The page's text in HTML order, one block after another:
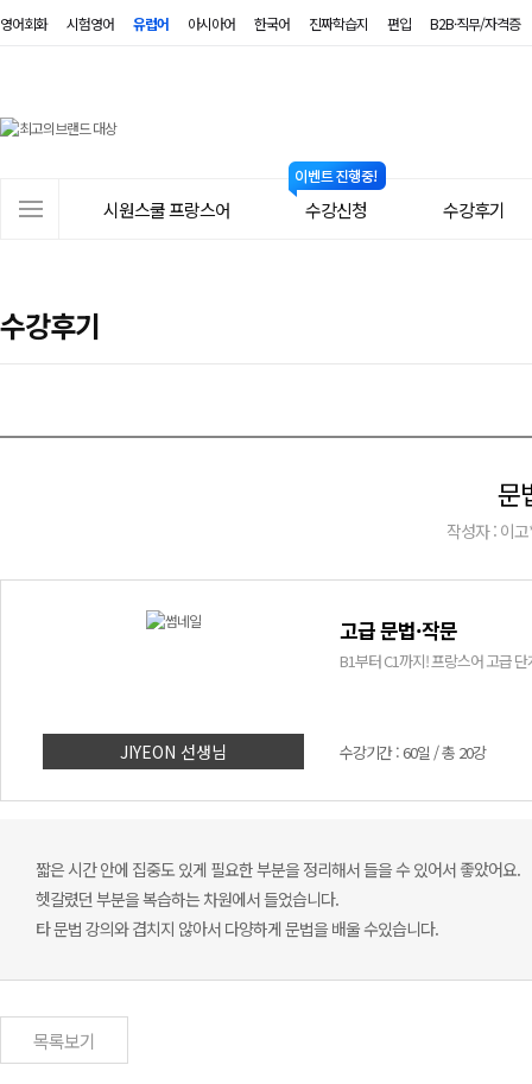
영어회화 시험영어 유럽어 아시아어 한국어 진짜학습지 편입 B2B·직무/자격증
뉴
시원스쿨 프랑스어 수강신청 수강후기
수강후기
문
작성자 : 이
JIYEON 선생님
고급 문법·작문
B1부터 C1까지! 프랑스어 고급
수강기간 : 60일 / 총 20강
짧은 시간 안에 집중도 있게 필요한 부분을 정리해서 들을 수 있어서 좋았어요.
헷갈렸던 부분을 복습하는 차원에서 들었습니다.
타 문법 강의와 겹치지 않아서 다양하게 문법을 배울 수있습니다.
목록보기